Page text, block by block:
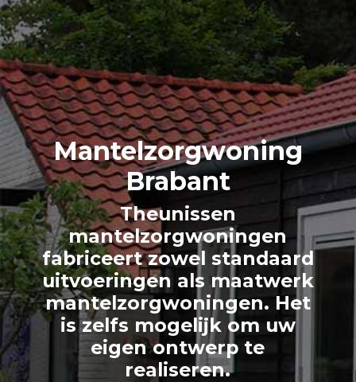
Mantelzorgwoning
Brabant
Theunissen
mantelzorgwoningen
fabriceert zowel standaard
uitvoeringen als maatwerk
mantelzorgwoningen. Het
is zelfs mogelijk om uw
eigen ontwerp te
realiseren.